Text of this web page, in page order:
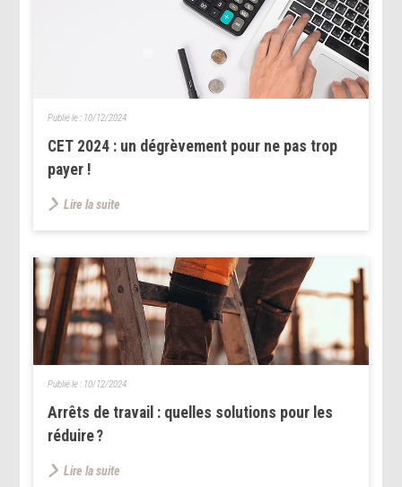
CET 2024 : un dégrèvement pour ne pas trop
payer !
Publié le : 10/12/2024
Lire la suite
Arrêts de travail : quelles solutions pour les
réduire ?
Publié le : 10/12/2024
Lire la suite